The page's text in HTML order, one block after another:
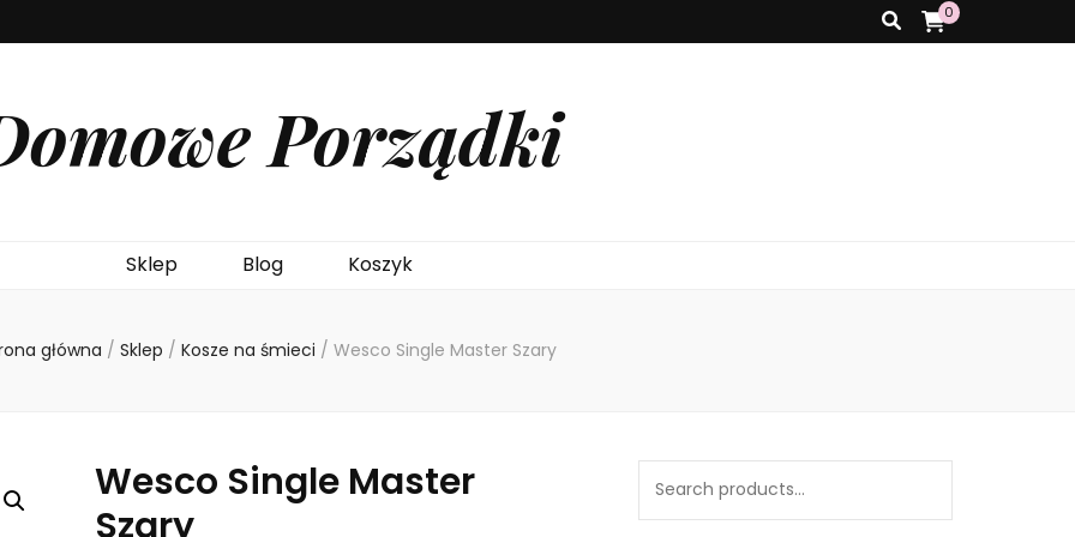
0
Porządki
Sklep Blog Koszyk
główna / Sklep / Kosze na śmieci / Wesco Single Master Szary
Wesco Single Master
Szary
Search